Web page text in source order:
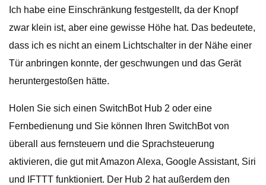
Ich habe eine Einschränkung festgestellt, da der Knopf
zwar klein ist, aber eine gewisse Höhe hat. Das bedeutete,
dass ich es nicht an einem Lichtschalter in der Nähe einer
Tür anbringen konnte, der geschwungen und das Gerät
heruntergestoßen hätte.
Holen Sie sich einen SwitchBot Hub 2 oder eine
Fernbedienung und Sie können Ihren SwitchBot von
überall aus fernsteuern und die Sprachsteuerung
aktivieren, die gut mit Amazon Alexa, Google Assistant, Siri
und IFTTT funktioniert. Der Hub 2 hat außerdem den